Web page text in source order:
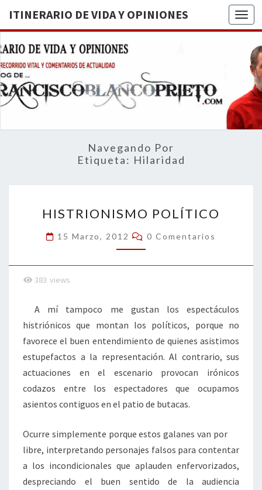
ITINERARIO DE VIDA Y OPINIONES
DE
BREVE
RECORRIDO
VITAL Y
ACTUALIDAD
Navegando Por
Etiqueta: Hilaridad
POLÍTICO
HISTRIONISMO POLÍTICO
15 Marzo, 2012 Comentarios
0 Comentarios
383 views
A mí tampoco me gustan los espectáculos
histriónicos que montan los políticos, porque no
favorece el buen entendimiento de quienes asistimos
estupefactos a la representación. Al contrario, sus
actuaciones en el escenario provocan irónicos
codazos entre los espectadores que ocupamos
asientos contiguos en el patio de butacas.
Ocurre simplemente porque estos galanes van por
libre, interpretando personajes falsos para contentar
a los incondicionales que aplauden enfervorizados,
despreciando el buen sentido de la audiencia